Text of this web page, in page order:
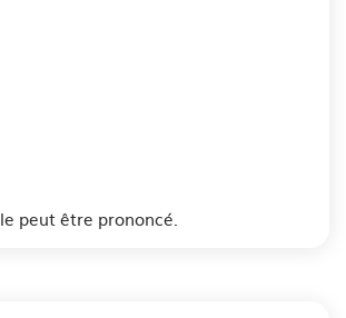
peut être prononcé.